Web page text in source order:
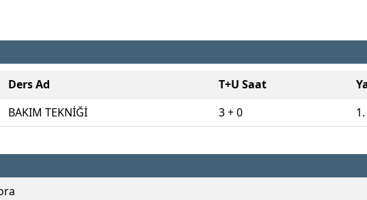
Ders Ad T+U Saat
BAKIM TEKNİĞİ 3 + 0 1.